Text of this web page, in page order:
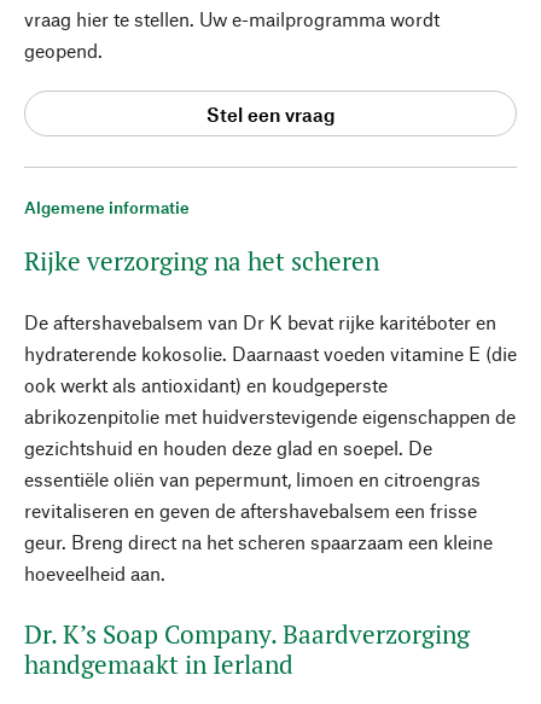
Algemene informatie
Rijke verzorging na het scheren
De aftershavebalsem van Dr K bevat rijke karitéboter en
hydraterende kokosolie. Daarnaast voeden vitamine E (die
ook werkt als antioxidant) en koudgeperste
abrikozenpitolie met huidverstevigende eigenschappen de
gezichtshuid en houden deze glad en soepel. De
essentiële oliën van pepermunt, limoen en citroengras
revitaliseren en geven de aftershavebalsem een frisse
geur. Breng direct na het scheren spaarzaam een kleine
hoeveelheid aan.
Dr. K’s Soap Company. Baardverzorging
handgemaakt in Ierland
vraag hier te stellen. Uw e-mailprogramma wordt
geopend.
Stel een vraag